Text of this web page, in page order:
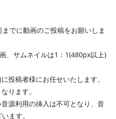
でに動画のご投稿をお願いしま
、サムネイルは1：1(480px以上)
投稿者様にお任せいたします。
ります。
源利用の挿入は不可となり、音
ます。